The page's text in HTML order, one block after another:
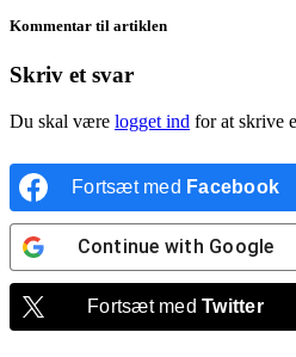
Kommentar til artiklen
Skriv et svar
Du skal være logget ind for at skrive
Fortsæt med Facebook
Continue with Google
Fortsæt medTwitter